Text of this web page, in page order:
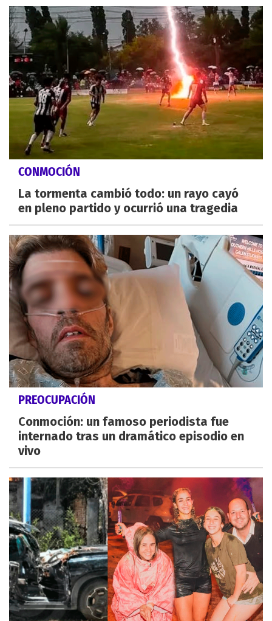
CONMOCIÓN
La tormenta cambió todo: un rayo cayó
en pleno partido y ocurrió una tragedia
PREOCUPACIÓN
Conmoción: un famoso periodista fue
internado tras un dramático episodio en
vivo